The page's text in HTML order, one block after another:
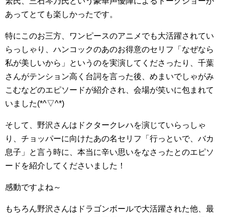
あってとても楽しかったです。
特にこのお三方、ワンピースのアニメでも大活躍されてい
らっしゃり、ハンコックのあのお得意のセリフ「なぜなら
私が美しいから」というのを実演してくださったり、千葉
さんがテンション高く台詞を言った後、めまいでしゃがみ
こむなどのエピソードが紹介され、会場が笑いに包まれて
いました(*^▽^*)
そして、野沢さんはドクタークレハを演じていらっしゃ
り、チョッパーに向けたあの名セリフ「行っといで、バカ
息子」と言う時に、本当に辛い思いをなさったとのエピソ
ードを紹介してくださいました！
感動ですよね～
もちろん野沢さんはドラゴンボールで大活躍された他、最